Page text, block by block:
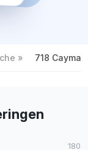
718 Cayman
180